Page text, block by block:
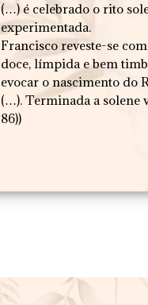
(…) é celebrado o rito
experimentada.
Francisco reveste-se
doce, límpida e bem
evocar o nascimento do
(…). Terminada a solene
86))